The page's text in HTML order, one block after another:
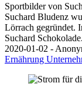
Sportbilder von
Suchard Bludenz
Lörrach gegründet.
Suchard
2020-01-02 -
Ernährung